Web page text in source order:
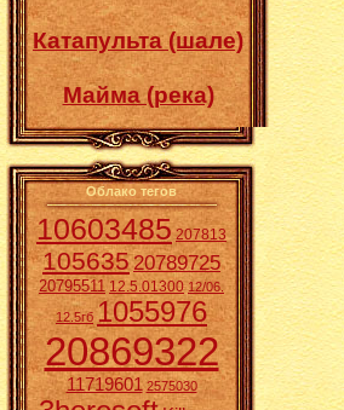
Катапульта (шале)
Майма (река)
Облако тегов
10603485 207813
10563520789725
20795511 12.5.01300 12/06.
12.5гб 1055976
20869322
11719601 2575030